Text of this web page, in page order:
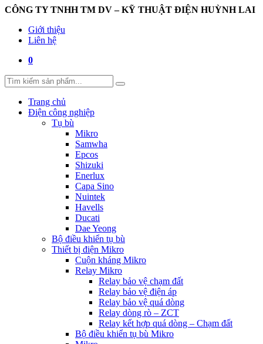
CÔNG TY TNHH TM DV – KỸ THUẬT ĐIỆN HUỲNH LAI
Giới thiệu
Liên hệ
0
Trang chủ
Điện công nghiệp
Tụ bù
Mikro
Samwha
Epcos
Shizuki
Enerlux
Capa Sino
Nuintek
Havells
Ducati
Dae Yeong
Bộ điều khiển tụ bù
Thiết bị điện Mikro
Cuộn kháng Mikro
Relay Mikro
Relay bảo vệ chạm đất
Relay bảo vệ điện áp
Relay bảo vệ quá dòng
Relay dòng rò – ZCT
Relay kết hợp quá dòng – Chạm đất
Bộ điều khiển tụ bù Mikro